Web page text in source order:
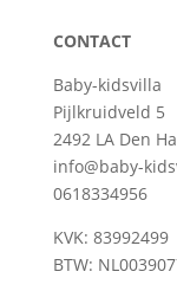
CONTACT
Baby-kidsvilla
Pijlkruidveld 5
2492 LA Den
info@baby-
0618334956
KVK: 83992499
BTW: